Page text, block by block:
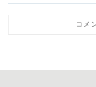
コメ